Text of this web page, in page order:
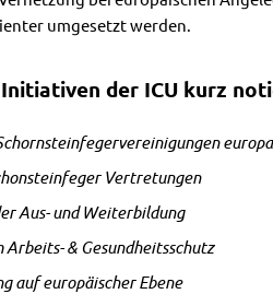
umgesetzt werden.
der ICU kurz
Vertretungen
Aus- und Weiterbildung
& Gesundheitsschutz
auf europäischer Ebene